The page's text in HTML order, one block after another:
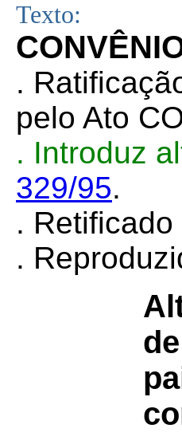
Texto:
.
pelo Ato
. Introduz
329/95.
.
.